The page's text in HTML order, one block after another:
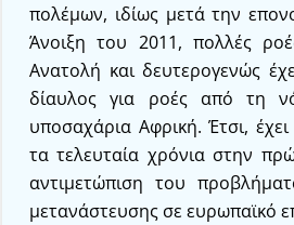
πολέμων, ιδίως μετά την
Άνοιξη του 2011, πολλές
Ανατολή και δευτερογενώς
δίαυλος για ροές από τη
υποσαχάρια Αφρική. Έτσι,
τα τελευταία χρόνια στην
αντιμετώπιση του
μετανάστευσης σε ευρωπαϊκό